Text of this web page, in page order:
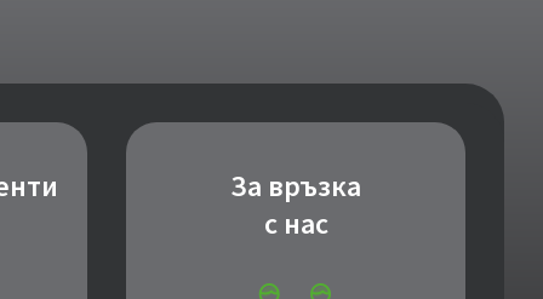
За връзка
с нас